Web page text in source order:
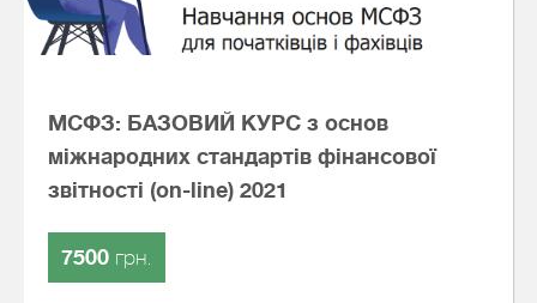
МСФЗ: БАЗОВИЙ КУРС з основ
міжнародних стандартів фінансової
звітності (on-line) 2021
7500 грн.